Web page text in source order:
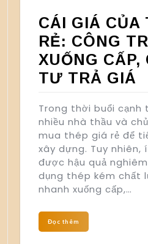
CÁI GIÁ CỦA
RẺ: CÔNG
XUỐNG CẤP,
TƯ TRẢ GIÁ
Trong thời buổi cạnh
nhiều nhà thầu và
mua thép giá rẻ để
xây dựng. Tuy
được hậu quả
dụng thép kém chất
nhanh xuống cấp,…
Đọc thêm